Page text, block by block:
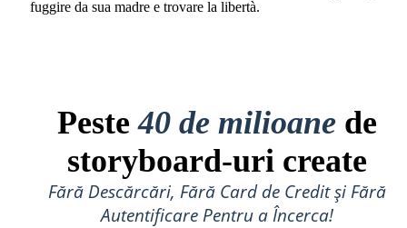
fuggire da sua madre e trovare la libertà.
Peste40 de milioane de
storyboard-uri create
Fără Descărcări, Fără Card de Credit și Fără
Autentificare Pentru a Încerca!